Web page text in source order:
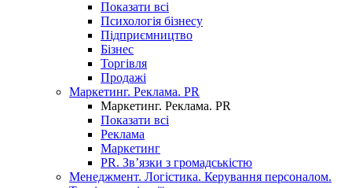
Показати всі
Психологія бізнесу
Підприємництво
Бізнес
Торгівля
Продажі
Маркетинг. Реклама. PR
Маркетинг. Реклама. PR
Показати всі
Реклама
Маркетинг
PR. Зв’язки з громадськістю
Менеджмент. Логістика. Керування персоналом.